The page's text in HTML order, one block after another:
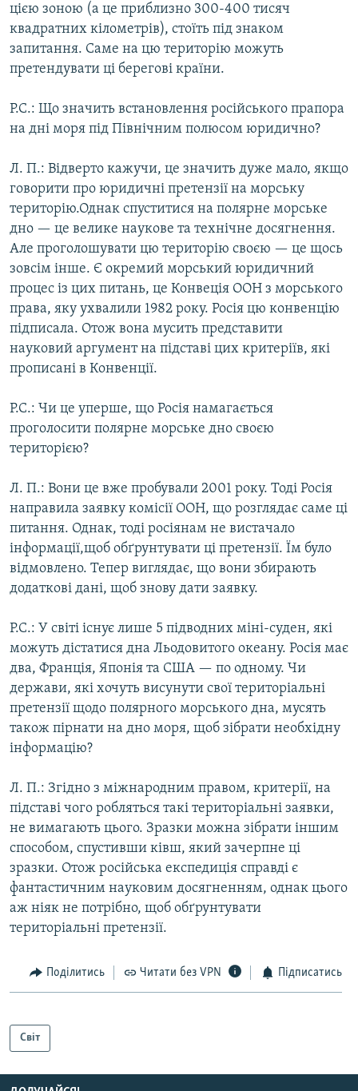
цією зоною (а це приблизно 300-400 тисяч
квадратних кілометрів), стоїть під знаком
запитання. Саме на цю територію можуть
претендувати ці берегові країни.
Р.С.: Що значить встановлення російського прапора
на дні моря під Північним полюсом юридично?
Л. П.: Відверто кажучи, це значить дуже мало, якщо
говорити про юридичні претензії на морську
територію.Однак спуститися на полярне морське
дно — це велике наукове та технічне досягнення.
Але проголошувати цю територію своєю — це щось
зовсім інше. Є окремий морський юридичний
процес із цих питань, це Конвеція ООН з морського
права, яку ухвалили 1982 року. Росія цю конвенцію
підписала. Отож вона мусить представити
науковий аргумент на підставі цих критеріїв, які
прописані в Конвенції.
Р.С.: Чи це уперше, що Росія намагається
проголосити полярне морське дно своєю
територією?
Л. П.: Вони це вже пробували 2001 року. Тоді Росія
направила заявку комісії ООН, що розглядає саме ці
питання. Однак, тоді росіянам не вистачало
інформації,щоб обґрунтувати ці претензії. Їм було
відмовлено. Тепер виглядає, що вони збирають
додаткові дані, щоб знову дати заявку.
Р.С.: У світі існує лише 5 підводних міні-суден, які
можуть дістатися дна Льодовитого океану. Росія має
два, Франція, Японія та США — по одному. Чи
держави, які хочуть висунути свої територіальні
претензії щодо полярного морського дна, мусять
також пірнати на дно моря, щоб зібрати необхідну
інформацію?
Л. П.: Згідно з міжнародним правом, критерії, на
підставі чого робляться такі територіальні заявки,
не вимагають цього. Зразки можна зібрати іншим
способом, спустивши ківш, який зачерпне ці
зразки. Отож російська експедиція справді є
фантастичним науковим досягненням, однак цього
аж ніяк не потрібно, щоб обґрунтувати
територіальні претензії.
Поділитись Читати без VPN Підписатись
Світ